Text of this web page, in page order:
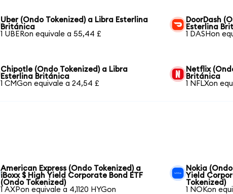
Uber (Ondo Tokenized) a Libra Esterlina
Británica
1 UBERon equivale a 55,44 £
DoorDash
Esterlina
1 DASHon
Chipotle (Ondo Tokenized) a Libra
Esterlina Británica
1 CMGon equivale a 24,54 £
Netflix
Británica
1 NFLXon
American Express (Ondo Tokenized) a
iBoxx $ High Yield Corporate Bond ETF
(Ondo Tokenized)
1 AXPon equivale a 4,1120 HYGon
Nokia
Yield
Tokenized)
1 NOKon